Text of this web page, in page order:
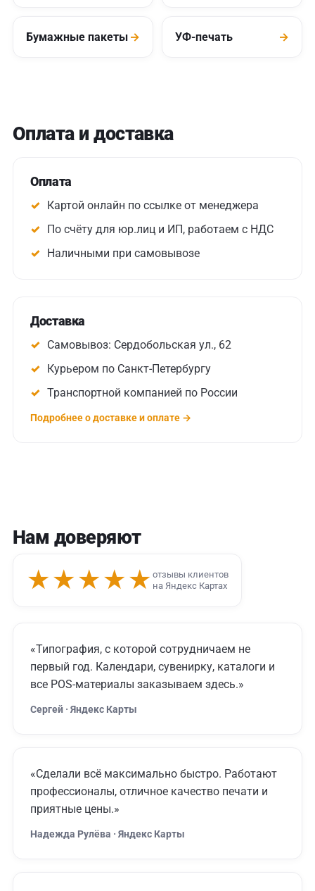
Бумажные пакеты → УФ-печать →
Оплата и доставка
Оплата
Картой онлайн по ссылке от менеджера
По счёту для юр.лиц и ИП, работаем с НДС
Наличными при самовывозе
Доставка
Самовывоз: Сердобольская ул., 62
Курьером по Санкт-Петербургу
Транспортной компанией по России
Подробнее о доставке и оплате →
Нам доверяют
★★★★★ отзывы клиентов
на Яндекс Картах
«Типография, с которой сотрудничаем не
первый год. Календари, сувенирку, каталоги и
все POS-материалы заказываем здесь.»
Сергей · Яндекс Карты
«Сделали всё максимально быстро. Работают
профессионалы, отличное качество печати и
приятные цены.»
Надежда Рулёва · Яндекс Карты